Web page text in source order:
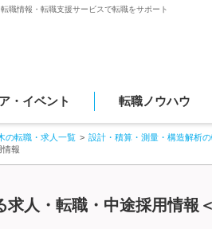
職情報・転職支援サービスで転職をサポート
・イベント 転職ノウハウ
の転職・求人一覧 設計・積算・測量・構造解析
情報
人・転職・中途採用情報